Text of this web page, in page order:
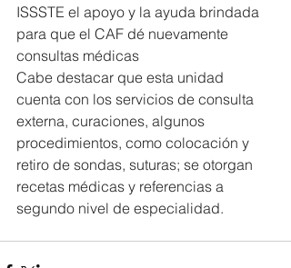
ISSSTE el apoyo y la ayuda brindada
para que el CAF dé nuevamente
consultas médicas
Cabe destacar que esta unidad
cuenta con los servicios de consulta
externa, curaciones, algunos
procedimientos, como colocación y
retiro de sondas, suturas; se otorgan
recetas médicas y referencias a
segundo nivel de especialidad.